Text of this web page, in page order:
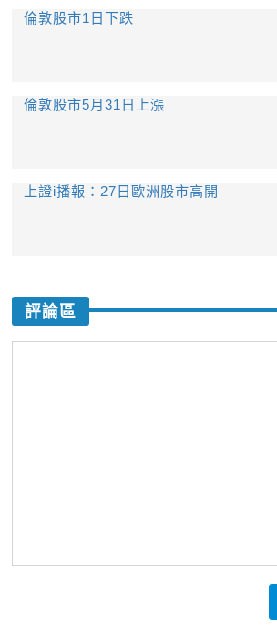
倫敦股市1日下跌
倫敦股市5月31日上漲
上證i播報：27日歐洲股市高開
評論區